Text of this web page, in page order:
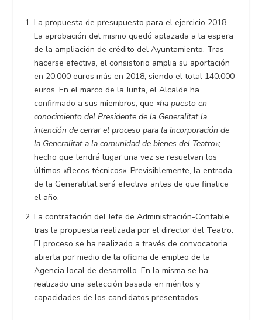
La propuesta de presupuesto para el ejercicio 2018.
La aprobación del mismo quedó aplazada a la espera
de la ampliación de crédito del Ayuntamiento. Tras
hacerse efectiva, el consistorio amplia su aportación
en 20.000 euros más en 2018, siendo el total 140.000
euros. En el marco de la Junta, el Alcalde ha
confirmado a sus miembros, que «ha puesto en
conocimiento del Presidente de la Generalitat la
intención de cerrar el proceso para la incorporación de
la Generalitat a la comunidad de bienes del Teatro«;
hecho que tendrá lugar una vez se resuelvan los
últimos «flecos técnicos». Previsiblemente, la entrada
de la Generalitat será efectiva antes de que finalice
el año.
La contratación del Jefe de Administración-Contable,
tras la propuesta realizada por el director del Teatro.
El proceso se ha realizado a través de convocatoria
abierta por medio de la oficina de empleo de la
Agencia local de desarrollo. En la misma se ha
realizado una selección basada en méritos y
capacidades de los candidatos presentados.